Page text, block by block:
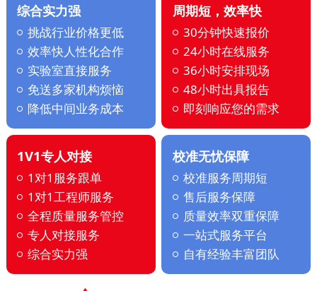
综合实力强
挑战行业价格更低
效率快人性化合作
实验室直接服务
免送多家机构烦恼
降低中间业务成本
周期短，效率快
30分钟快速报价
24小时在线服务
36小时安排现场
48小时出具报告
即刻响应您的需求
1V1专人对接
1对1服务跟单
1对1工程师服务
全程质量服务管控
专人对接服务
综合实力强
校准无忧保障
校准服务周期短
售后服务保障
质量效率双重保障
一站式服务平台
自有经验丰富团队